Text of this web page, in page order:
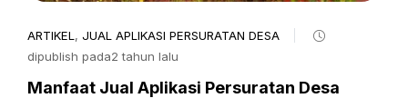
ARTIKEL , JUAL APLIKASI PERSURATAN DESA
dipublish pada2 tahun lalu
Manfaat Jual Aplikasi Persuratan Desa